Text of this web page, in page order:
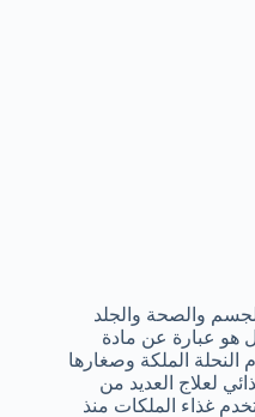
والصحة والجلد
هو عبارة عن مادة
النحلة الملكة وصغارها
لعلاج العديد من
غذاء الملكات منذ